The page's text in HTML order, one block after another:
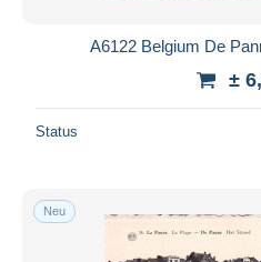
A6122 Belgium De
±
Status
Neu